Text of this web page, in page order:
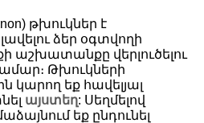
a Smartphone
թխուկներ է
ձեր օգտվողի
աշխատանքը վերլուծելու
Թխուկների
կարող եք հավելյալ
այստեղ: Սեղմելով
եք ընդունել